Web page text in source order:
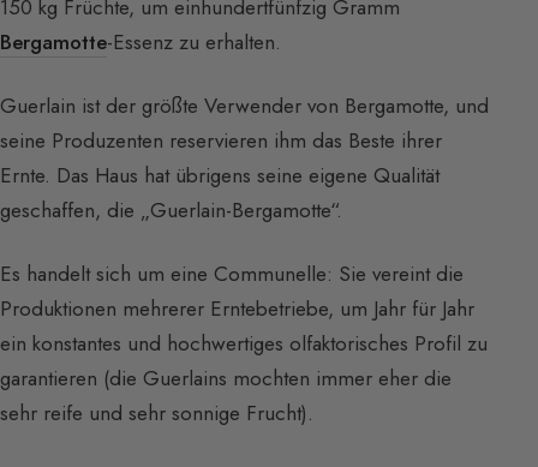
150 kg Früchte, um einhundertfünfzig Gramm
Bergamotte-Essenz zu erhalten.
Guerlain ist der größte Verwender von Bergamotte, und
seine Produzenten reservieren ihm das Beste ihrer
Ernte. Das Haus hat übrigens seine eigene Qualität
geschaffen, die „Guerlain-Bergamotte“.
Es handelt sich um eine Communelle: Sie vereint die
Produktionen mehrerer Erntebetriebe, um Jahr für Jahr
ein konstantes und hochwertiges olfaktorisches Profil zu
garantieren (die Guerlains mochten immer eher die
sehr reife und sehr sonnige Frucht).